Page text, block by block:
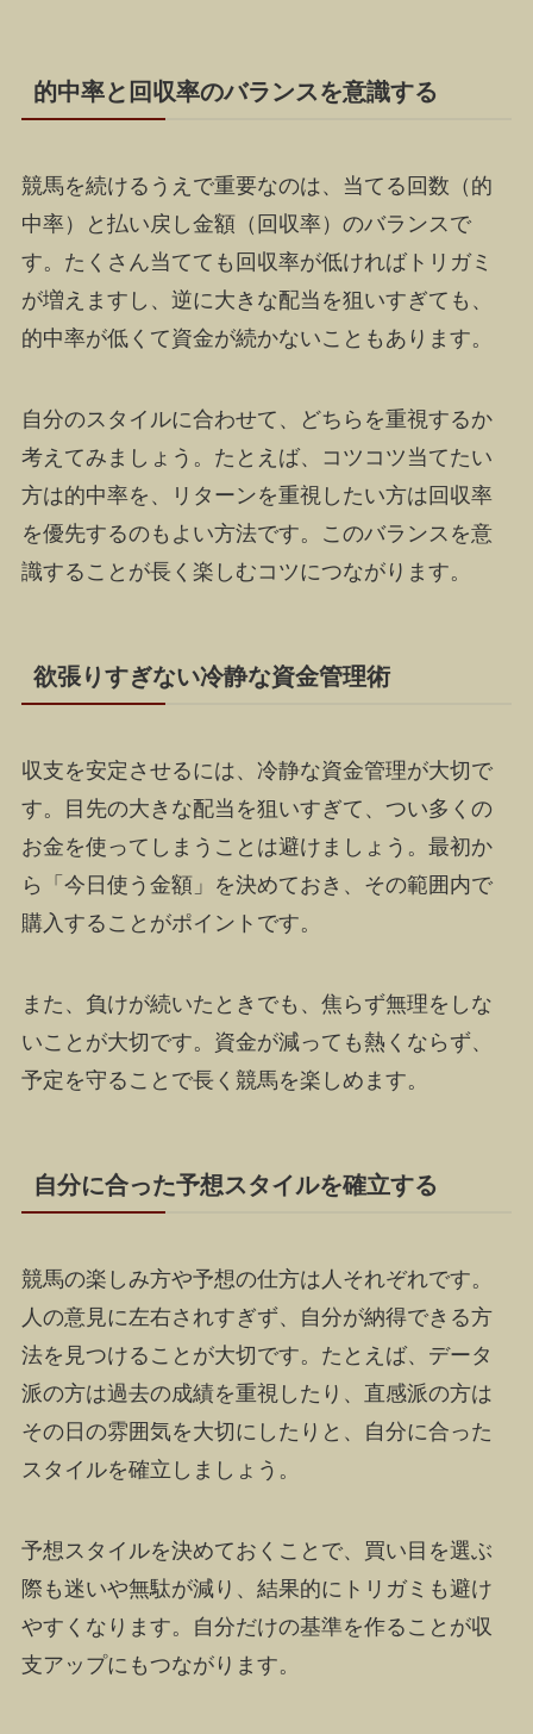
的中率と回収率のバランスを意識する
競馬を続けるうえで重要なのは、当てる回数（的
中率）と払い戻し金額（回収率）のバランスで
す。たくさん当てても回収率が低ければトリガミ
が増えますし、逆に大きな配当を狙いすぎても、
的中率が低くて資金が続かないこともあります。
自分のスタイルに合わせて、どちらを重視するか
考えてみましょう。たとえば、コツコツ当てたい
方は的中率を、リターンを重視したい方は回収率
を優先するのもよい方法です。このバランスを意
識することが長く楽しむコツにつながります。
欲張りすぎない冷静な資金管理術
収支を安定させるには、冷静な資金管理が大切で
す。目先の大きな配当を狙いすぎて、つい多くの
お金を使ってしまうことは避けましょう。最初か
ら「今日使う金額」を決めておき、その範囲内で
購入することがポイントです。
また、負けが続いたときでも、焦らず無理をしな
いことが大切です。資金が減っても熱くならず、
予定を守ることで長く競馬を楽しめます。
自分に合った予想スタイルを確立する
競馬の楽しみ方や予想の仕方は人それぞれです。
人の意見に左右されすぎず、自分が納得できる方
法を見つけることが大切です。たとえば、データ
派の方は過去の成績を重視したり、直感派の方は
その日の雰囲気を大切にしたりと、自分に合った
スタイルを確立しましょう。
予想スタイルを決めておくことで、買い目を選ぶ
際も迷いや無駄が減り、結果的にトリガミも避け
やすくなります。自分だけの基準を作ることが収
支アップにもつながります。